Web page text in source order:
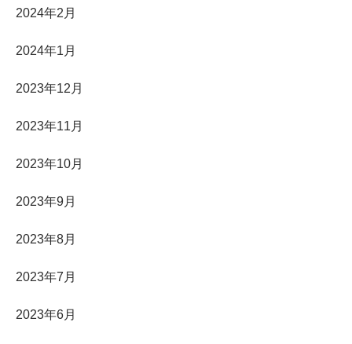
2024年2月
2024年1月
2023年12月
2023年11月
2023年10月
2023年9月
2023年8月
2023年7月
2023年6月